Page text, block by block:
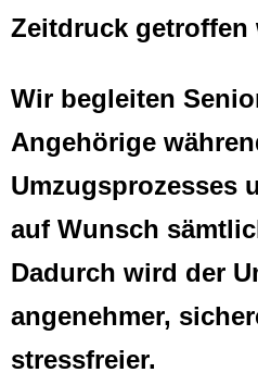
Zeitdruck getroffen
Wir begleiten
Angehörige
Umzugsprozesses
auf Wunsch
Dadurch wird der
angenehmer,
stressfreier.